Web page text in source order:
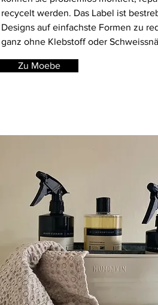
recycelt werden. Das Label ist
Designs auf einfachste Formen zu
ganz ohne Klebstoff oder
Zu Moebe